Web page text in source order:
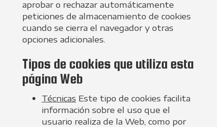
aprobar o rechazar automáticamente
peticiones de almacenamiento de cookies
cuando se cierra el navegador y otras
opciones adicionales.
Tipos de cookies que utiliza esta
página Web
Técnicas Este tipo de cookies facilita
información sobre el uso que el
usuario realiza de la Web, como por